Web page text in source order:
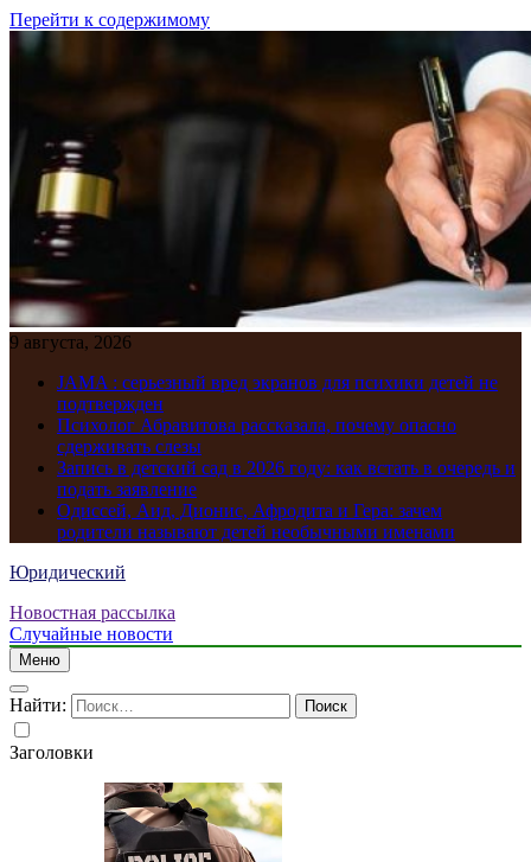
Перейти к содержимому
9 августа, 2026
JAMA : серьезный вред экранов для психики детей не
подтвержден
Психолог Абравитова рассказала, почему опасно
сдерживать слезы
Запись в детский сад в 2026 году: как встать в очередь и
подать заявление
Одиссей, Аид, Дионис, Афродита и Гера: зачем
родители называют детей необычными именами
Юридический
Новостная рассылка
Случайные новости
Меню
Найти:
Заголовки